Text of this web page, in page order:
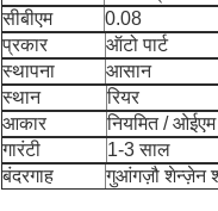
सीबीएम
0.08
प्रकार
ऑटो पार्ट
स्थापना
आसान
स्थान
रियर
आकार
नियमित / ओईएम
गारंटी
1-3 साल
बंदरगाह
गुआंगज़ौ शेन्ज़ेन